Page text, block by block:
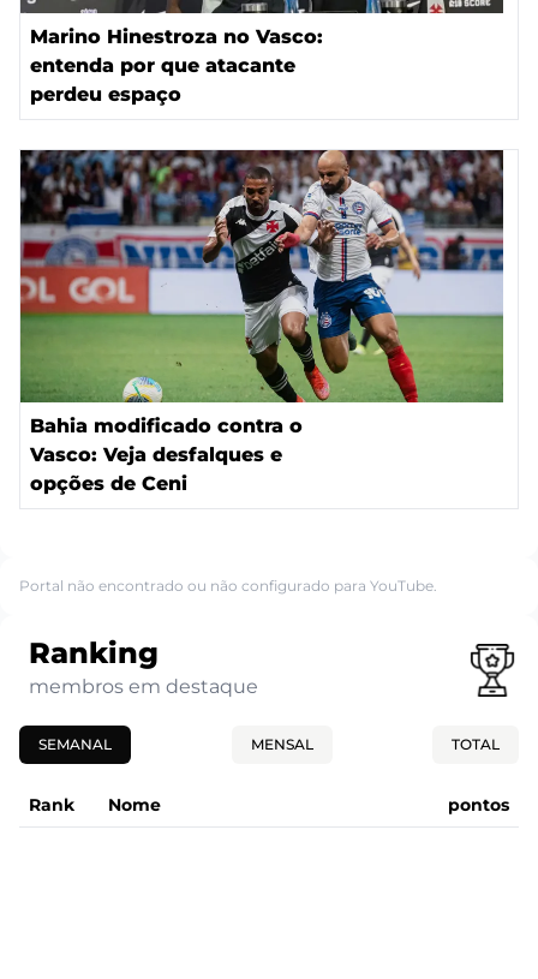
Marino Hinestroza no Vasco:
entenda por que atacante
perdeu espaço
Bahia modificado contra o
Vasco: Veja desfalques e
opções de Ceni
Portal não encontrado ou não configurado para YouTube.
Ranking
membros em destaque
SEMANAL MENSAL TOTAL
Rank Nome pontos